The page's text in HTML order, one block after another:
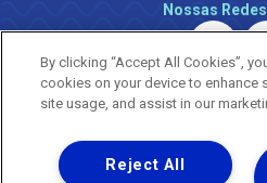
Nossas
Uma empresa
By clicking “Accept All Cookies”,
cookies on your device to enhance
site usage, and assist in our
Reject All